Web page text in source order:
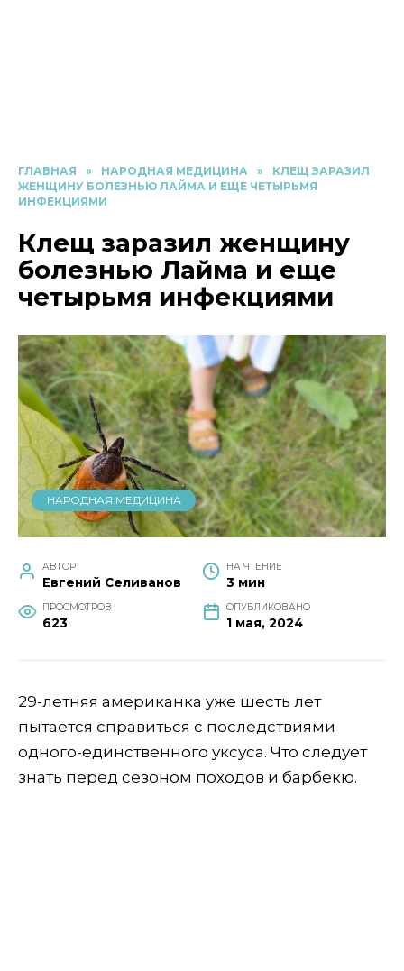
ГЛАВНАЯ » НАРОДНАЯ МЕДИЦИНА »
КЛЕЩ ЗАРАЗИЛ
ЖЕНЩИНУ БОЛЕЗНЬЮ ЛАЙМА И ЕЩЕ ЧЕТЫРЬМЯ
ИНФЕКЦИЯМИ
Клещ заразил женщину
болезнью Лайма и еще
четырьмя инфекциями
НАРОДНАЯ МЕДИЦИНА
АВТОР
Евгений Селиванов
НА ЧТЕНИЕ
3 мин
ПРОСМОТРОВ
623
ОПУБЛИКОВАНО
1 мая, 2024
29-летняя американка уже шесть лет
пытается справиться с последствиями
одного-единственного уксуса. Что следует
знать перед сезоном походов и барбекю.